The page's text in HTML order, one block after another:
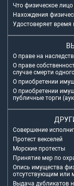
Что физическое
Нахождения
Удостоверяет время
О праве на
О праве
случае смерти
О приобретении
О приобретении
публичные торги
Совершение
Протест векселей
Морские протесты
Принятие мер по
Опись имущества
отсутствующим или
Выдача дубликатов